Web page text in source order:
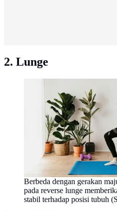
2. Lunge
Berbeda dengan gerakan
pada reverse lunge
stabil terhadap posisi tubuh